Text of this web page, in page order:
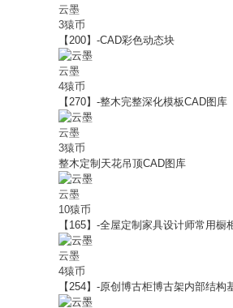
云墨
3猿币
【200】-CAD彩色动态块
云墨
4猿币
【270】-整木完整深化模板CAD图库
云墨
3猿币
整木定制天花吊顶CAD图库
云墨
10猿币
【165】-全屋定制家具设计师常用
云墨
4猿币
【254】-原创博古柜博古架内部结构